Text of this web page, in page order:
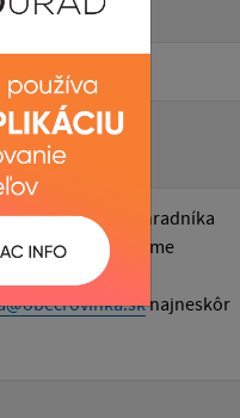
člena a náhradníka
komisie prosíme
najneskôr